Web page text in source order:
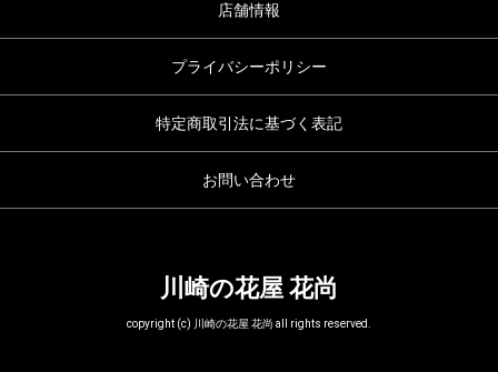
店舗情報
プライバシーポリシー
特定商取引法に基づく表記
お問い合わせ
川崎の花屋 花尚
copyright (c) 川崎の花屋 花尚 all rights reserved.